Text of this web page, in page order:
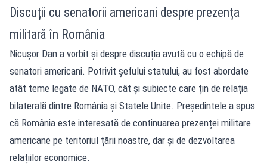
Discuții cu senatorii americani despre prezența
militară în România
Nicușor Dan a vorbit și despre discuția avută cu o echipă de
senatori americani. Potrivit șefului statului, au fost abordate
atât teme legate de NATO, cât și subiecte care țin de relația
bilaterală dintre România și Statele Unite. Președintele a spus
că România este interesată de continuarea prezenței militare
americane pe teritoriul țării noastre, dar și de dezvoltarea
relațiilor economice.